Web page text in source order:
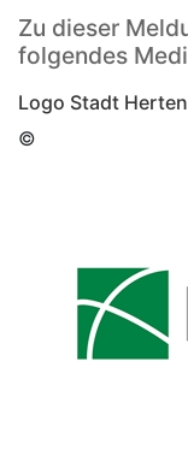
Zu dieser
folgendes
Logo Stadt Herten
©